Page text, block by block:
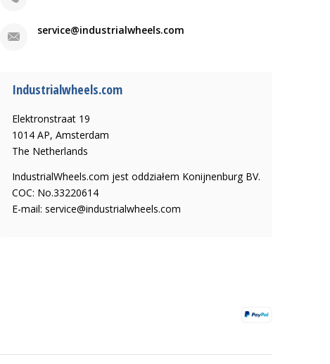
service@industrialwheels.com
Industrialwheels.com
Elektronstraat 19
1014 AP, Amsterdam
The Netherlands
IndustrialWheels.com jest oddziałem Konijnenburg BV.
COC: No.33220614
E-mail: service@industrialwheels.com